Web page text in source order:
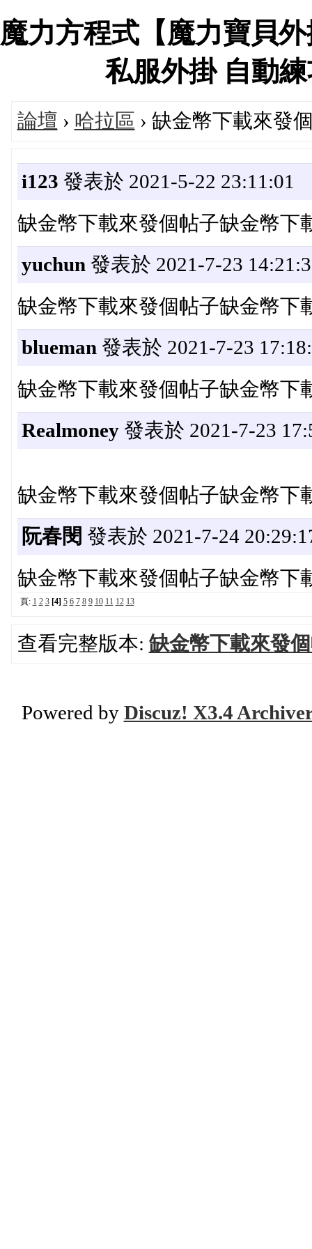
魔力方程式【魔力寶貝
私服外掛 自動
論壇 › 哈拉區 › 缺金幣下載來發
i123 發表於 2021-5-22 23:11:01
缺金幣下載來發個帖子缺金幣下
yuchun 發表於 2021-7-23
缺金幣下載來發個帖子缺金幣下
blueman 發表於 2021-7-23
缺金幣下載來發個帖子缺金幣下
Realmoney發表於 2021-7-23
缺金幣下載來發個帖子缺金幣下
阮春閔 發表於 2021-7-24
缺金幣下載來發個帖子缺金幣下
頁: 1 2 3 [4] 5 6 7 8 9 10 11 12 13
查看完整版本: 缺金幣下載來發
Powered by Discuz! X3.4